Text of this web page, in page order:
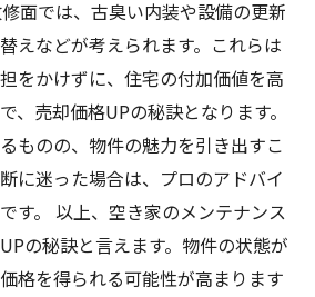
面では、古臭い内装や設備の更新
えなどが考えられます。これらは
をかけずに、住宅の付加価値を高
、売却価格UPの秘訣となります。
ものの、物件の魅力を引き出すこ
に迷った場合は、プロのアドバイ
す。 以上、空き家のメンテナンス
の秘訣と言えます。物件の状態が
格を得られる可能性が高まります